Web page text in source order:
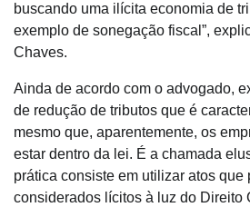
buscando uma ilícita economia de
exemplo de sonegação fiscal”,
Chaves.
Ainda de acordo com o advogado,
de redução de tributos que é
mesmo que, aparentemente, os
estar dentro da lei. É a chamada
prática consiste em utilizar atos que
considerados lícitos à luz do Direito